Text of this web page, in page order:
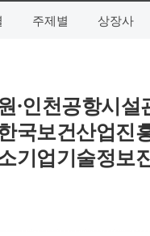
주제별 상장사
·인천공항시
국보건산업진
기업기술정보